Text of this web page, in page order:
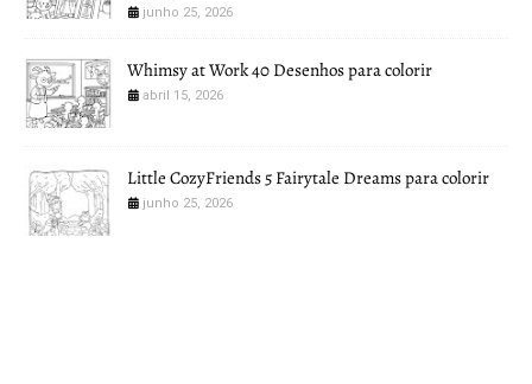
junho 25, 2026
Whimsy at Work 40 Desenhos para colorir
abril 15, 2026
Little CozyFriends 5 Fairytale Dreams para colorir
junho 25, 2026